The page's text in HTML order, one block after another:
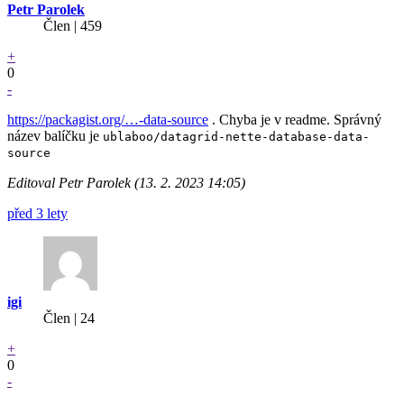
Petr Parolek
Člen | 459
+
0
-
https://packagist.org/…-data-source . Chyba je v readme. Správný
název balíčku je ublaboo/datagrid-nette-database-data-
source
Editoval Petr Parolek (13. 2. 2023 14:05)
před 3 lety
igi
Člen | 24
+
0
-